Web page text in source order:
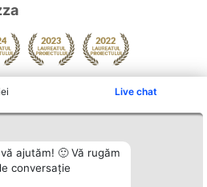
Live chat
ajutăm! 🙂 Vă rugăm
conversație
Plebiscyt